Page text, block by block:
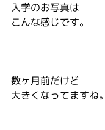
入学のお写真は
こんな感じです。
数ヶ月前だけど
大きくなってますね。